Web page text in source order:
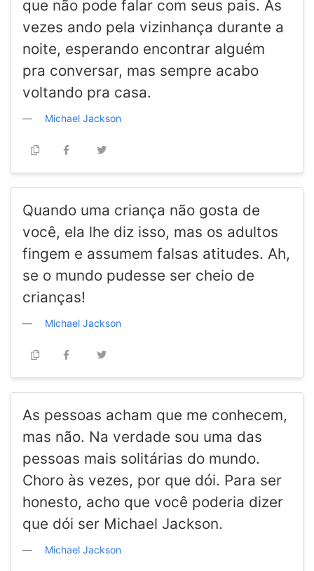
que não pode falar com seus pais. Às
vezes ando pela vizinhança durante a
noite, esperando encontrar alguém
pra conversar, mas sempre acabo
voltando pra casa.
Michael Jackson
Quando uma criança não gosta de
você, ela lhe diz isso, mas os adultos
fingem e assumem falsas atitudes. Ah,
se o mundo pudesse ser cheio de
crianças!
Michael Jackson
As pessoas acham que me conhecem,
mas não. Na verdade sou uma das
pessoas mais solitárias do mundo.
Choro às vezes, por que dói. Para ser
honesto, acho que você poderia dizer
que dói ser Michael Jackson.
Michael Jackson